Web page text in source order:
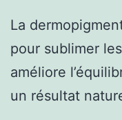
La
pour sublimer
améliore
un résultat